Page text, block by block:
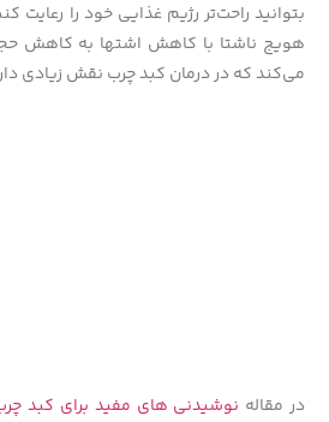
بتوانید راحت‌تر رژیم غذایی خود را رعایت
هویج ناشتا با کاهش اشتها به کاهش
می‌کند که در درمان کبد چرب نقش زیادی
در مقاله نوشیدنی های مفید برای کبد